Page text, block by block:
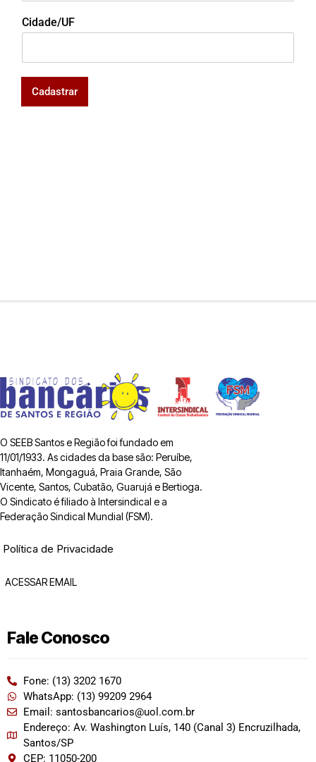
Cidade/UF
Cadastrar
O SEEB Santos e Região foi fundado em
11/01/1933. As cidades da base são: Peruíbe,
Itanhaém, Mongaguá, Praia Grande, São
Vicente, Santos, Cubatão, Guarujá e Bertioga.
O Sindicato é filiado à Intersindical e a
Federação Sindical Mundial (FSM).
Política de Privacidade
ACESSAR EMAIL
Fale Conosco
Fone: (13) 3202 1670
WhatsApp: (13) 99209 2964
Email: santosbancarios@uol.com.br
Endereço: Av. Washington Luís, 140 (Canal 3) Encruzilhada,
Santos/SP
CEP: 11050-200